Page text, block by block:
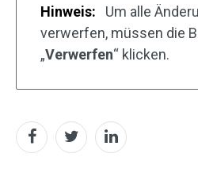
Hinweis:
Um alle
verwerfen, müssen die
„Verwerfen“ klicken.